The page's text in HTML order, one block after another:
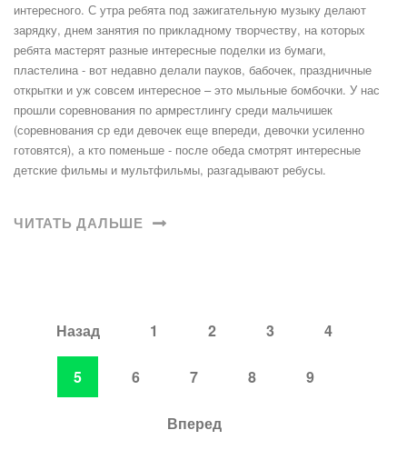
интересного. С утра ребята под зажигательную музыку делают
зарядку, днем занятия по прикладному творчеству, на которых
ребята мастерят разные интересные поделки из бумаги,
пластелина - вот недавно делали пауков, бабочек, праздничные
открытки и уж совсем интересное – это мыльные бомбочки. У нас
прошли соревнования по армрестлингу среди мальчишек
(соревнования ср еди девочек еще впереди, девочки усиленно
готовятся), а кто поменьше - после обеда смотрят интересные
детские фильмы и мультфильмы, разгадывают ребусы.
ЧИТАТЬ ДАЛЬШЕ
Назад 1 2 3 4
5 6 7 8 9
Вперед